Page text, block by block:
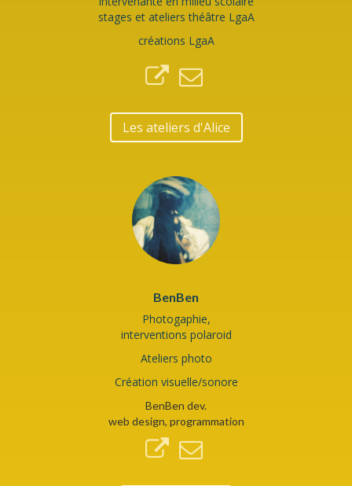
stages et ateliers théâtre LgaA
créations LgaA
Les ateliers d'Alice
BenBen
Photogaphie,
interventions polaroid
Ateliers photo
Création visuelle/sonore
BenBen dev.
web design, programmation